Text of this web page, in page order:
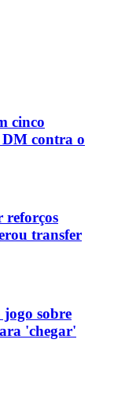
cinco
contra o
reforços
transfer
sobre
'chegar'